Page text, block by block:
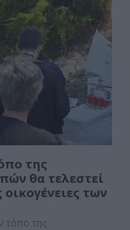
της
θα τελεστεί
των
τόπο της